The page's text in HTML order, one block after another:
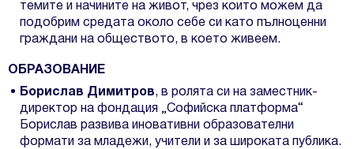
темите и начините на живот, чрез които можем да
подобрим средата около себе си като пълноценни
граждани на обществото, в което живеем.
ОБРАЗОВАНИЕ
Борислав Димитров, в ролята си на заместник-
директор на фондация „Софийска платформа“
Борислав развива иновативни образователни
формати за младежи, учители и за широката публика.